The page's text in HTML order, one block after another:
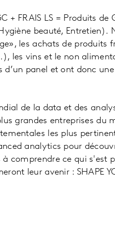
+ FRAIS LS = Produits
beauté, Entretien).
les achats de produits
les vins et le non
d’un panel et ont donc
de la data et des
grandes entreprises du
les plus
analytics pour
comprendre ce qui s'est
leur avenir : SHAPE